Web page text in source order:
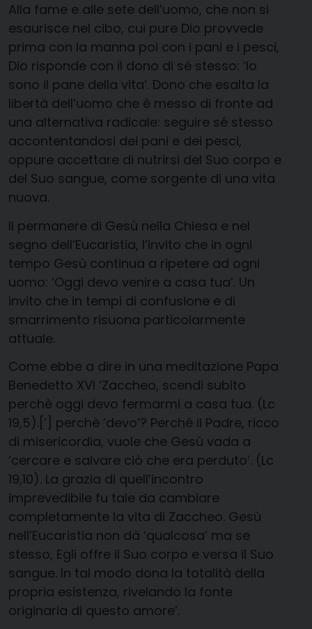
Alla fame e alle sete dell’uomo, che non si
esaurisce nel cibo, cui pure Dio provvede
prima con la manna poi con i pani e i pesci,
Dio risponde con il dono di sé stesso: ‘Io
sono il pane della vita’. Dono che esalta la
libertà dell’uomo che è messo di fronte ad
una alternativa radicale: seguire sé stesso
accontentandosi dei pani e dei pesci,
oppure accettare di nutrirsi del Suo corpo e
del Suo sangue, come sorgente di una vita
nuova.
Il permanere di Gesù nella Chiesa e nel
segno dell’Eucaristia, l’invito che in ogni
tempo Gesù continua a ripetere ad ogni
uomo: ‘Oggi devo venire a casa tua’. Un
invito che in tempi di confusione e di
smarrimento risuona particolarmente
attuale.
Come ebbe a dire in una meditazione Papa
Benedetto XVI ‘Zaccheo, scendi subito
perchè oggi devo fermarmi a casa tua. (Lc
19,5).[‘] perchè ‘devo’? Perchè il Padre, ricco
di misericordia, vuole che Gesù vada a
‘cercare e salvare ciò che era perduto’. (Lc
19,10). La grazia di quell’incontro
imprevedibile fu tale da cambiare
completamente la vita di Zaccheo. Gesù
nell’Eucaristia non dà ‘qualcosa’ ma se
stesso, Egli offre il Suo corpo e versa il Suo
sangue. In tal modo dona la totalità della
propria esistenza, rivelando la fonte
originaria di questo amore’.